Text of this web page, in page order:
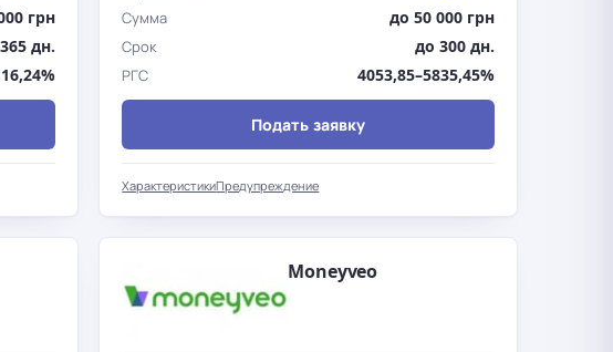
грн
дн.
Сумма до 50 000 грн
Срок до 300 дн.
РГС 4053,85–5835,45%
Подать заявку
ХарактеристикиПредупреждение
Moneyveo